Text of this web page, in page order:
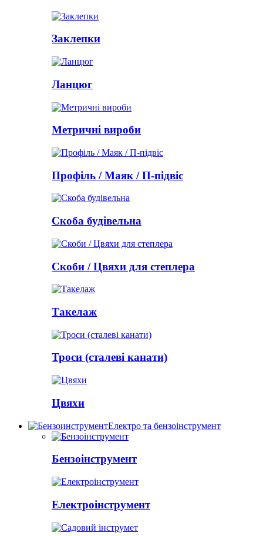
Заклепки
Ланцюг
Метричні вироби
Профіль / Маяк / П-підвіс
Скоба будівельна
Скоби / Цвяхи для степлера
Такелаж
Троси (сталеві канати)
Цвяхи
Електро та бензоінструмент
Бензоінструмент
Електроінструмент